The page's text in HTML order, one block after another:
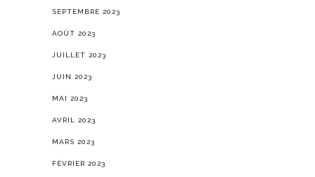
SEPTEMBRE 2023
AOÛT 2023
JUILLET 2023
JUIN 2023
MAI 2023
AVRIL 2023
MARS 2023
FÉVRIER 2023